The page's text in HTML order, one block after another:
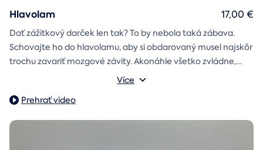
Hlavolam
Dať zážitkový darček len tak? To by nebola taká zábava.
Schovajte ho do hlavolamu, aby si obdarovaný musel najskôr
trochu zavariť mozgové závity. Akonáhle všetko zvládne,
objaví poukaz na zážitok i s vašim venováním.
Vonkajšie rozmery: 15,5 × 8,5 × 5 cm
Více
17,00 €
Prehrať video